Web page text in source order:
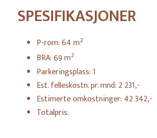
SPESIFIKASJONER
P-rom:64m2
BRA:69m2
Parkeringsplass:1
Est. felleskostn. pr. mnd: 2 231,-
Estimerte omkostninger: 42 342,-
Totalpris: